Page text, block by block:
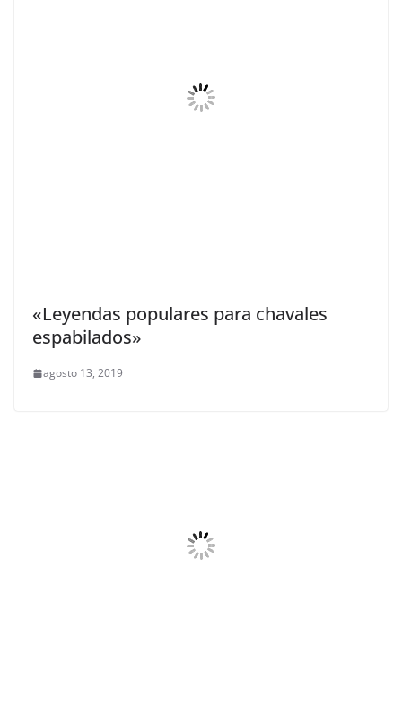
«Leyendas populares para chavales
espabilados»
agosto 13, 2019